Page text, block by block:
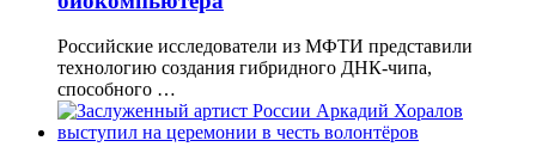
Российские исследователи из МФТИ представили
технологию создания гибридного ДНК-чипа,
способного …